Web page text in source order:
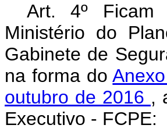
Art. 4º Ficam
Ministério do
Gabinete de
na forma do
outubro de 2016 ,
Executivo - FCPE: